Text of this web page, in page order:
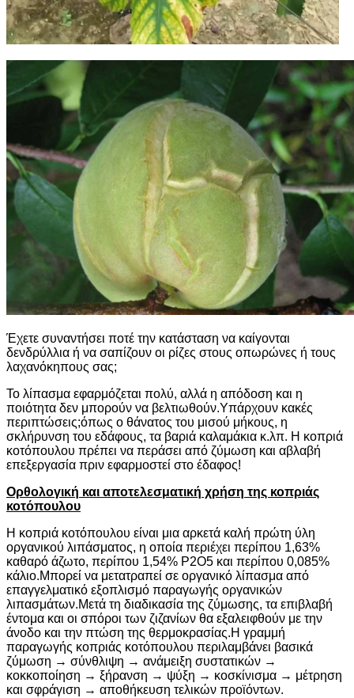
Έχετε συναντήσει ποτέ την κατάσταση να καίγονται
δενδρύλλια ή να σαπίζουν οι ρίζες στους οπωρώνες ή τους
λαχανόκηπους σας;
Το λίπασμα εφαρμόζεται πολύ, αλλά η απόδοση και η
ποιότητα δεν μπορούν να βελτιωθούν.Υπάρχουν κακές
περιπτώσεις;όπως ο θάνατος του μισού μήκους, η
σκλήρυνση του εδάφους, τα βαριά καλαμάκια κ.λπ. Η κοπριά
κοτόπουλου πρέπει να περάσει από ζύμωση και αβλαβή
επεξεργασία πριν εφαρμοστεί στο έδαφος!
Ορθολογική και αποτελεσματική χρήση της κοπριάς
κοτόπουλου
Η κοπριά κοτόπουλου είναι μια αρκετά καλή πρώτη ύλη
οργανικού λιπάσματος, η οποία περιέχει περίπου 1,63%
καθαρό άζωτο, περίπου 1,54% P2O5 και περίπου 0,085%
κάλιο.Μπορεί να μετατραπεί σε οργανικό λίπασμα από
επαγγελματικό εξοπλισμό παραγωγής οργανικών
λιπασμάτων.Μετά τη διαδικασία της ζύμωσης, τα επιβλαβή
έντομα και οι σπόροι των ζιζανίων θα εξαλειφθούν με την
άνοδο και την πτώση της θερμοκρασίας.Η γραμμή
παραγωγής κοπριάς κοτόπουλου περιλαμβάνει βασικά
ζύμωση → σύνθλιψη → ανάμειξη συστατικών →
κοκκοποίηση → ξήρανση → ψύξη → κοσκίνισμα → μέτρηση
και σφράγιση → αποθήκευση τελικών προϊόντων.